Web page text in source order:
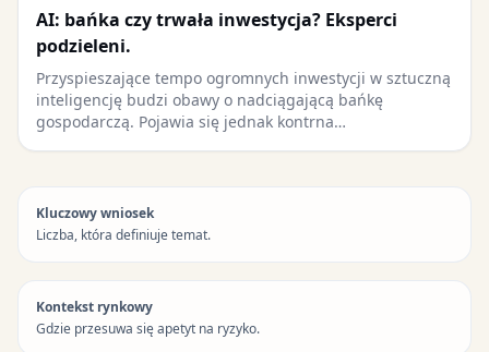
AI: bańka czy trwała inwestycja? Eksperci
podzieleni.
Przyspieszające tempo ogromnych inwestycji w sztuczną
inteligencję budzi obawy o nadciągającą bańkę
gospodarczą. Pojawia się jednak kontrna…
Kluczowy wniosek
Liczba, która definiuje temat.
Kontekst rynkowy
Gdzie przesuwa się apetyt na ryzyko.